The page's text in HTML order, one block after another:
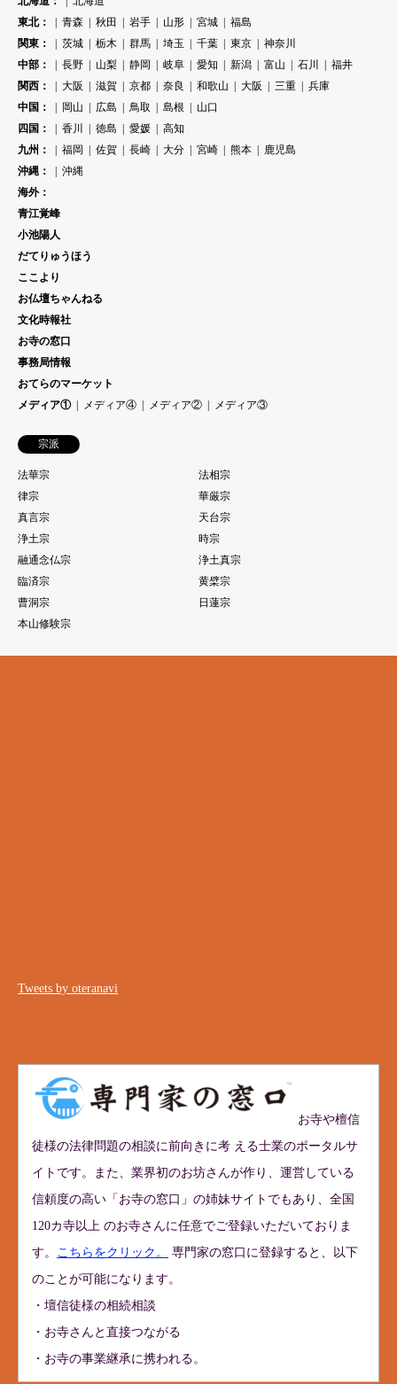
東北：
青森 秋田 岩手 山形 宮城
福島
関東：
茨城 栃木 群馬 埼玉 千葉 東京
神奈川
中部：
長野 山梨 静岡 岐阜 愛知 新潟 富山 石川
福井
関西：
大阪 滋賀 京都 奈良 和歌山 大阪 三重
兵庫
中国：
岡山 広島 鳥取 島根
山口
四国：
香川 徳島 愛媛
高知
九州：
福岡 佐賀 長崎 大分 宮崎 熊本
鹿児島
沖縄：
沖縄
海外：
青江覚峰
小池陽人
だてりゅうほう
ここより
お仏壇ちゃんねる
文化時報社
お寺の窓口
事務局情報
おてらのマーケット
メディア①
メディア④ メディア② メディア③
宗派
法華宗
法相宗
律宗
華厳宗
真言宗
天台宗
浄土宗
時宗
融通念仏宗
浄土真宗
臨済宗
黄檗宗
曹洞宗
日蓮宗
本山修験宗
Tweets by oteranavi
お寺や檀信
徒様の法律問題の相談に前向きに考 える士業のポータルサ
イトです。また、業界初のお坊さんが作り、運営している
信頼度の高い「お寺の窓口」の姉妹サイトでもあり、全国
120カ寺以上 のお寺さんに任意でご登録いただいておりま
す。
こちらをクリック。
専門家の窓口に登録すると、以下
のことが可能になります。
・壇信徒様の相続相談
・お寺さんと直接つながる
・お寺の事業継承に携われる。